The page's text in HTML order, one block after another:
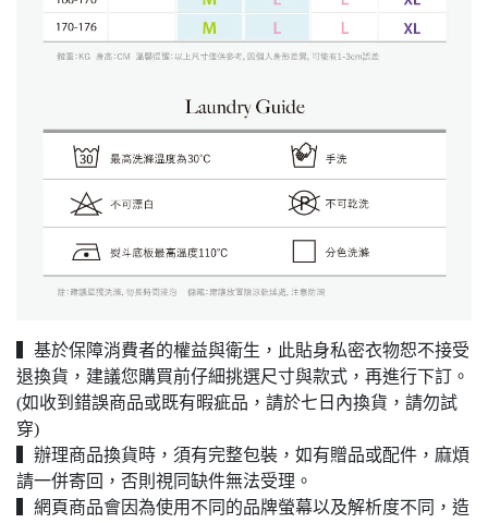
▍基於保障消費者的權益與衛生，此貼身私密衣物恕不接受
退換貨，建議您購買前仔細挑選尺寸與款式，再進行下訂。
(如收到錯誤商品或既有暇疵品，請於七日內換貨，請勿試
穿)
▍辦理商品換貨時，須有完整包裝，如有贈品或配件，麻煩
請一併寄回，否則視同缺件無法受理。
▍網頁商品會因為使用不同的品牌螢幕以及解析度不同，造